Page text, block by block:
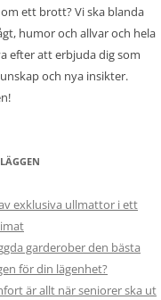
ett brott? Vi ska blanda
humor och allvar och hela
efter att erbjuda dig som
och nya insikter.
exklusiva ullmattor i ett
garderober den bästa
för din lägenhet?
är allt när seniorer ska ut